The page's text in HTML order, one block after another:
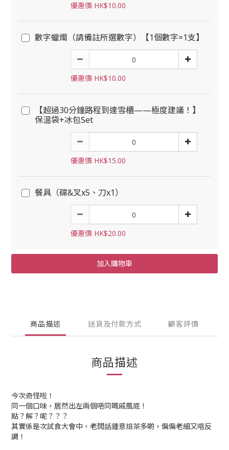
優惠價 HK$10.00
數字蠟燭（請備註所選數字）【1個數字=1支】
優惠價 HK$10.00
【超過30分鐘路程到達雪櫃——極度建議！】
保溫袋+冰包Set
優惠價 HK$15.00
餐具（碟&叉x5、刀x1）
優惠價 HK$20.00
加入購物車
商品描述 送貨及付款方式 顧客評價
商品描述
今次奇怪啦！
同一個口味，居然出左兩個唔同嘅戚風底！
點？解？呢？？？
其實係是次試食大會中，老闆話鍾意焙茶多啲，偏偏老細又唱反
調！